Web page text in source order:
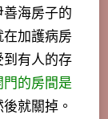
海房子的
加護病房
有人的存
的房間是
就關掉。